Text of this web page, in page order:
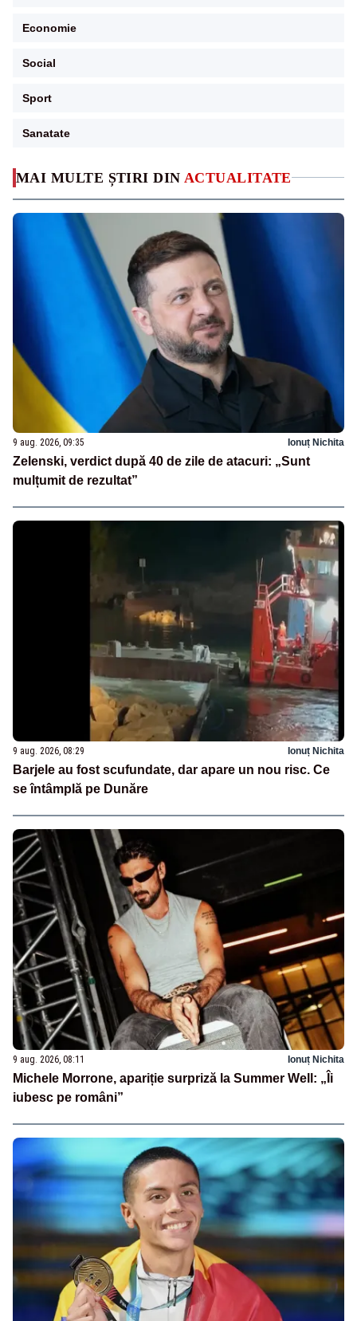
MAI MULTE ȘTIRI DIN ACTUALITATE
9 aug. 2026, 09:35 Ionuț Nichita
Zelenski, verdict după 40 de zile de atacuri: „Sunt
mulțumit de rezultat”
9 aug. 2026, 08:29 Ionuț Nichita
Barjele au fost scufundate, dar apare un nou risc. Ce
se întâmplă pe Dunăre
9 aug. 2026, 08:11 Ionuț Nichita
Michele Morrone, apariție surpriză la Summer Well: „Îi
iubesc pe români”
Economie
Social
Sport
Sanatate